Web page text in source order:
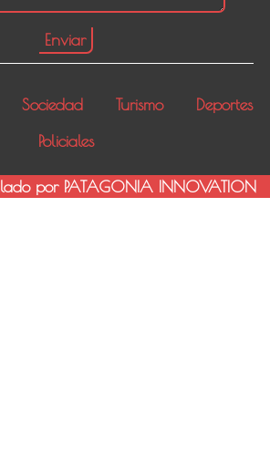
Sociedad Turismo
Deportes
Policiales
por PATAGONIA INNOVATION